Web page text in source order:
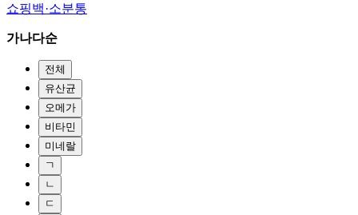
쇼핑백·소분통
가나다순
전체
유산균
오메가
비타민
미네랄
ㄱ
ㄴ
ㄷ